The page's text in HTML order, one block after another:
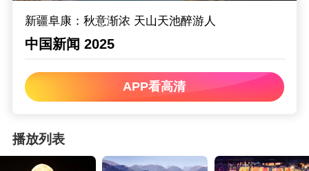
新疆阜康：秋意渐浓 天山天池醉游人
中国新闻 2025
APP看高清
播放列表